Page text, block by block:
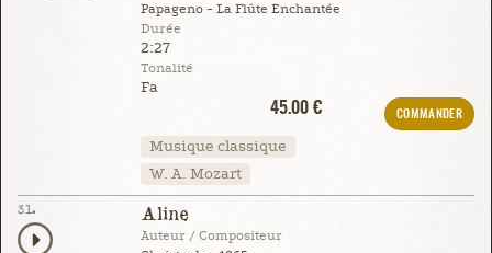
Papageno - La Flûte Enchantée
Durée
2:27
Tonalité
Fa
45.00 €
COMMANDER
Musique classique
W. A. Mozart
31. Aline
Auteur / Compositeur